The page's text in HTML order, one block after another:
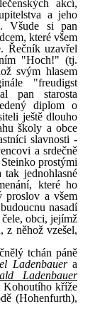
akcí,
a jeho
Všude si pan
které všem
Řečník uzavřel
"Hoch!" (tj.
svým hlasem
"freudigst
pan starosta
diplom o
ještě dlouho
školy a obce
slavnosti -
a srdečně
prostými
tak jednohlasné
které ho
proslov a všem
nasadí
obci, jejímž
z něhož vzešel,
tchán páně
Ladenbauera
Ladenbauer
Kohoutího kříže
(Hohenfurth),